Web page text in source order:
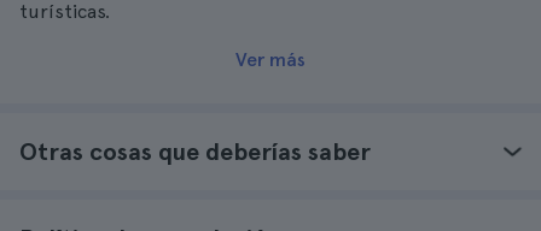
turísticas.
Ver más
Otras cosas que deberías saber